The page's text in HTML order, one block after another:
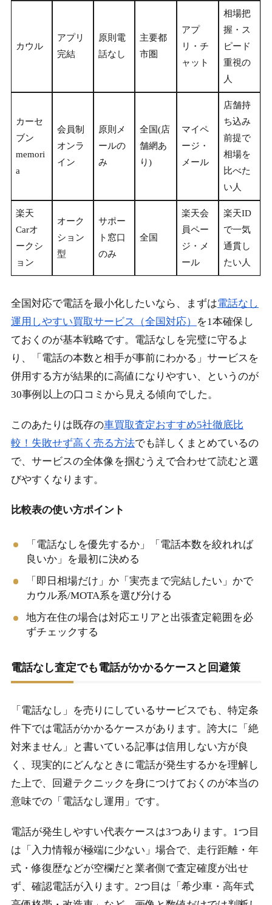
カウル
アプリ
完結
原則電
話なし
主要都
市圏
アプ
リ・チ
ャット
相場把
握・ス
ピード
重視の
人
カーセ
ブン
memori
a
会員制
オンラ
イン
原則メ
ールの
み
全国(店
舗網あ
り)
マイペ
ージ・
メール
店舗持
ち込み
前提で
相場を
比べた
い人
楽天
Carオ
ークシ
ョン
オーク
ション
型
サポー
ト窓口
のみ
全国
楽天会
員ペー
ジ・メ
ール
楽天ID
で一気
通貫し
たい人
全国対応で電話を最小化したいなら、まずは電話なし
運用しやすい買取サービス（全国対応）
を1本確保し
ておくのが基本戦略です。電話なしを完璧に守るよ
り、「電話の本数と相手が事前にわかる」サービスを
併用する方が結果的に高値になりやすい、というのが
30事例以上の口コミから見える傾向でした。
このあたりは既存の車買取査定おすすめ5社徹底比
較！失敗せず高く売る方法でも詳しくまとめているの
で、サービスの全体像を掴むうえで合わせて読むと選
びやすくなります。
比較表の使い方ポイント
「電話なしを優先するか」「電話本数を絞れれば
良いか」を最初に決める
「即日相場だけ」か「実売まで完結したい」かで
カウル系/MOTA系を選び分ける
地方在住の場合は対応エリアと出張査定範囲を必
ずチェックする
電話なし査定でも電話がかかるケースと回避策
「電話なし」を売りにしているサービスでも、特定条
件下では電話がかかるケースがあります。誇大に「絶
対来ません」と書いている記事は信用しない方が良
く、現実的にどんなときに電話が発生するかを理解し
た上で、回避テクニックを身につけておくのが本当の
意味での「電話なし運用」です。
電話が発生しやすい代表ケースは3つあります。1つ目
は「入力情報が極端に少ない」場合で、走行距離・年
式・修復歴などが空欄だと業者側で査定確度が出せ
ず、確認電話が入ります。2つ目は「希少車・高年式